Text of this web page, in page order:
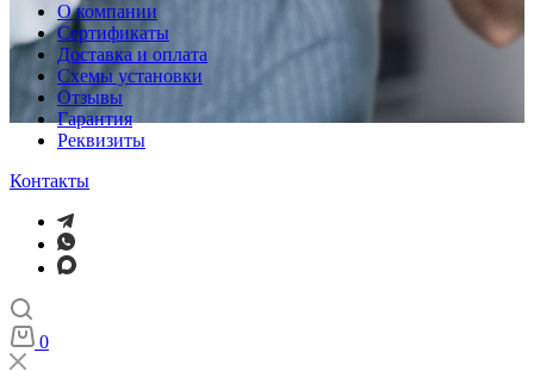
О компании
Сертификаты
Доставка и оплата
Схемы установки
Отзывы
Гарантия
Реквизиты
Контакты
0